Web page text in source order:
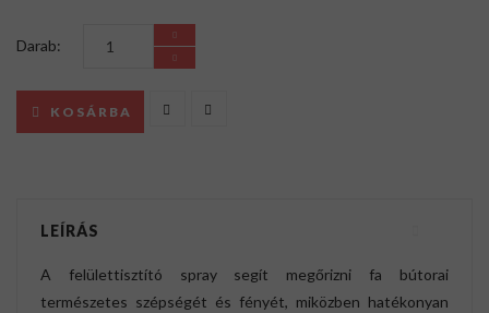
Darab:
KOSÁRBA
LEÍRÁS
A felülettisztító spray segít megőrizni fa bútorai
természetes szépségét és fényét, miközben hatékonyan